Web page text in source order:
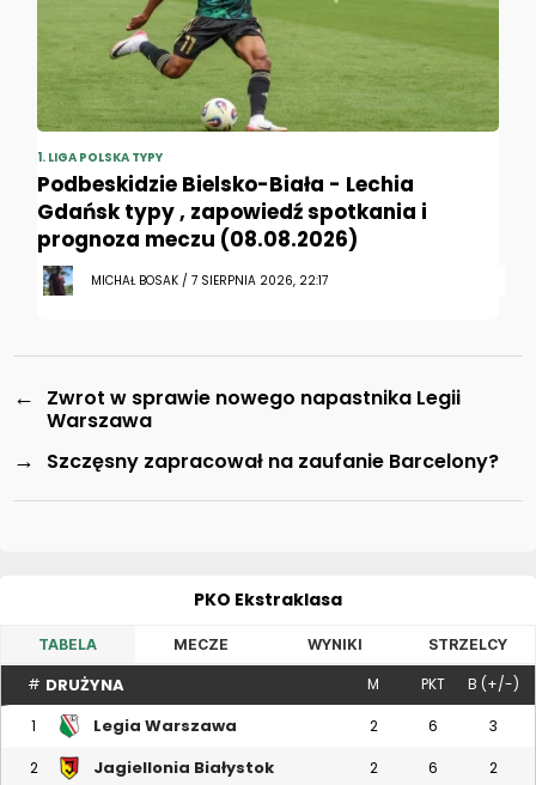
1. LIGA POLSKA TYPY
Podbeskidzie Bielsko-Biała - Lechia
Gdańsk typy , zapowiedź spotkania i
prognoza meczu (08.08.2026)
MICHAŁ BOSAK / 7 SIERPNIA 2026, 22:17
←
Zwrot w sprawie nowego napastnika Legii
Warszawa
→ Szczęsny zapracował na zaufanie Barcelony?
PKO Ekstraklasa
TABELA MECZE WYNIKI STRZELCY
# DRUŻYNA M PKT B (+/-)
1 Legia Warszawa 2 6 3
2 Jagiellonia Białystok 2 6 2